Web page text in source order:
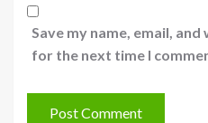
Save my name, email,
for the next time I